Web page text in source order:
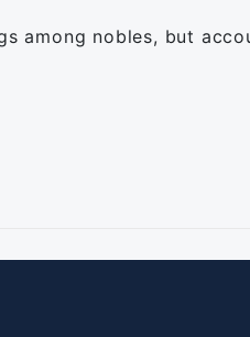
among nobles, but